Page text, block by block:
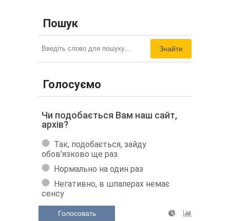
Пошук
Знайти
Голосуємо
Чи подобається Вам наш сайт,
архів?
Так, подобається, зайду
обов'язково ще раз.
Нормально на один раз
Негативно, в шпалерах немає
сенсу
Голосовать